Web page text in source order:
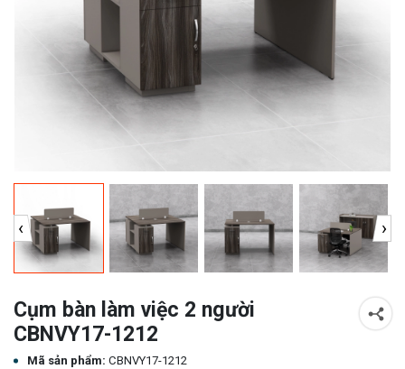
‹ ›
Cụm bàn làm việc 2 người
CBNVY17-1212
Mã sản phẩm: CBNVY17-1212